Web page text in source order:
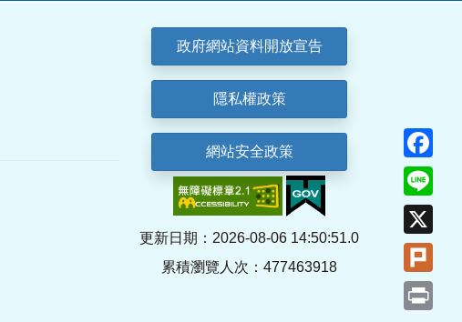
政府網站資料開放宣告
隱私權政策
網站安全政策
更新日期：2026-08-06 14:50:51.0
累積瀏覽人次：477463918